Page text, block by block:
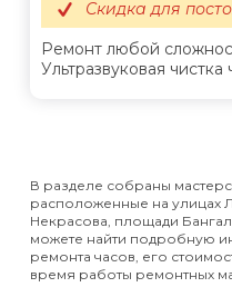
Ремонт любой
Ультразвуковая
Скидка для
В разделе собраны
расположенные на улицах
Некрасова, площади
можете найти подробную
ремонта часов, его
время работы ремонтных